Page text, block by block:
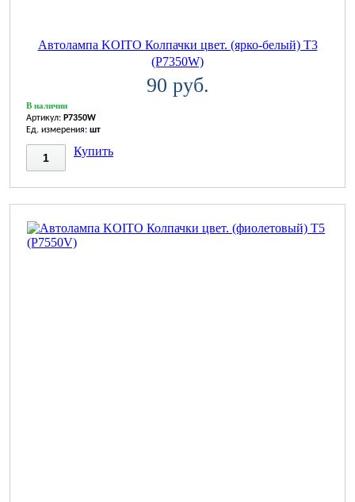
Автолампа KOITO Колпачки цвет. (ярко-белый) T3
(P7350W)
90 руб.
В наличии
Артикул: P7350W
Ед. измерения: шт
Купить